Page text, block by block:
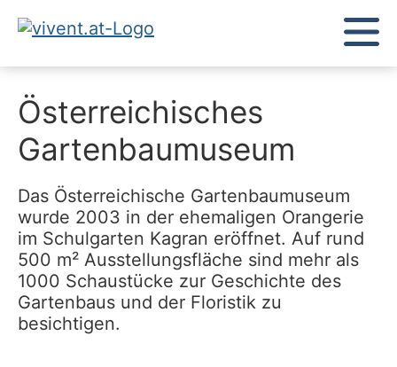
Österreichisches
Gartenbaumuseum
Das Österreichische Gartenbaumuseum
wurde 2003 in der ehemaligen Orangerie
im Schulgarten Kagran eröffnet. Auf rund
500 m² Ausstellungsfläche sind mehr als
1000 Schaustücke zur Geschichte des
Gartenbaus und der Floristik zu
besichtigen.